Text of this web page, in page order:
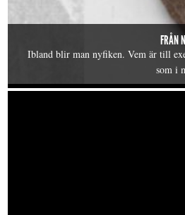
FRÅN
Ibland blir man nyfiken. Vem är till
som i